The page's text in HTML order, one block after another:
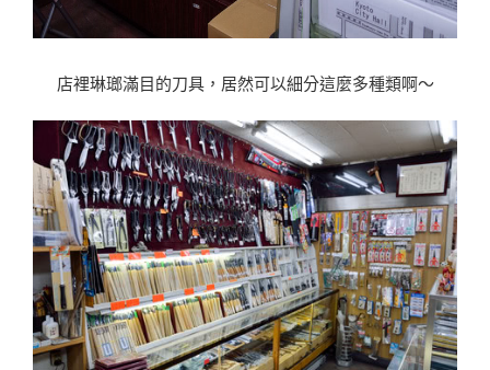
店裡琳瑯滿目的刀具，居然可以細分這麼多種類啊〜